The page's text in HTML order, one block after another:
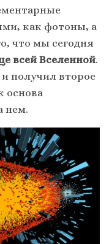
как фотоны, а
что мы сегодня
всей Вселенной.
получил второе
основа
нем.